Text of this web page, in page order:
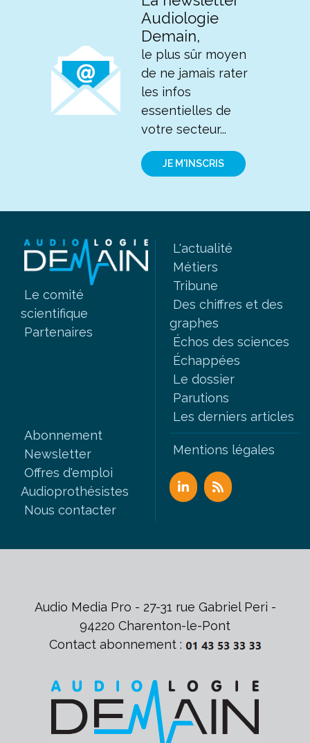
Audiologie
Demain,
le plus sûr moyen
de ne jamais rater
les infos
essentielles de
votre secteur...
JE M'INSCRIS
Le comité
scientifique
Partenaires
L'actualité
Métiers
Tribune
Des chiffres et des
graphes
Échos des sciences
Échappées
Le dossier
Parutions
Les derniers articles
Abonnement
Newsletter
Offres d'emploi
Audioprothésistes
Nous contacter
Mentions légales
Audio Media Pro - 27-31 rue Gabriel Peri -
94220 Charenton-le-Pont
Contact abonnement :